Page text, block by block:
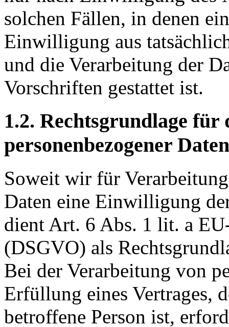
solchen Fällen, in denen
Einwilligung aus
und die Verarbeitung der
Vorschriften gestattet ist.
1.2. Rechtsgrundlage
personenbezogener Daten
Soweit wir für
Daten eine Einwilligung
dient Art. 6 Abs. 1 lit. a
(DSGVO) als
Bei der Verarbeitung von
Erfüllung eines Vertrages,
betroffene Person ist,